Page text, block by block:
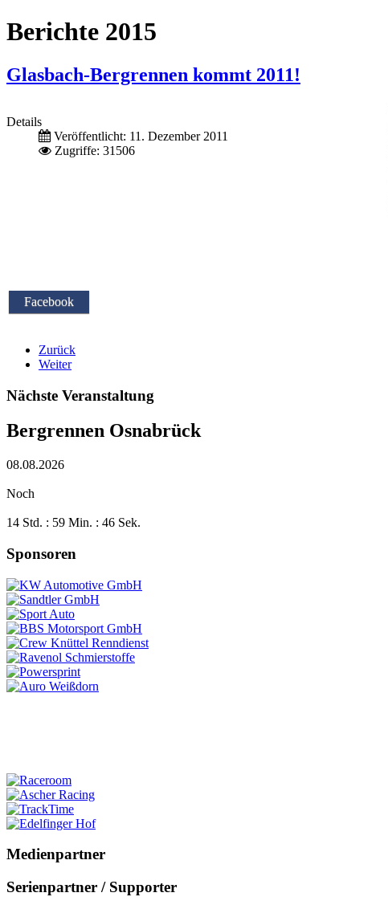
Berichte 2015
Glasbach-Bergrennen kommt 2011!
Details
Veröffentlicht: 11. Dezember 2011
Zugriffe: 31506
Facebook
Zurück
Weiter
Nächste Veranstaltung
Bergrennen Osnabrück
08.08.2026
Noch
14 Std. : 59 Min. : 45 Sek.
Sponsoren
Medienpartner
Serienpartner / Supporter